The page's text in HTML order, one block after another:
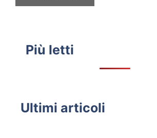
Più letti
Ultimi articoli